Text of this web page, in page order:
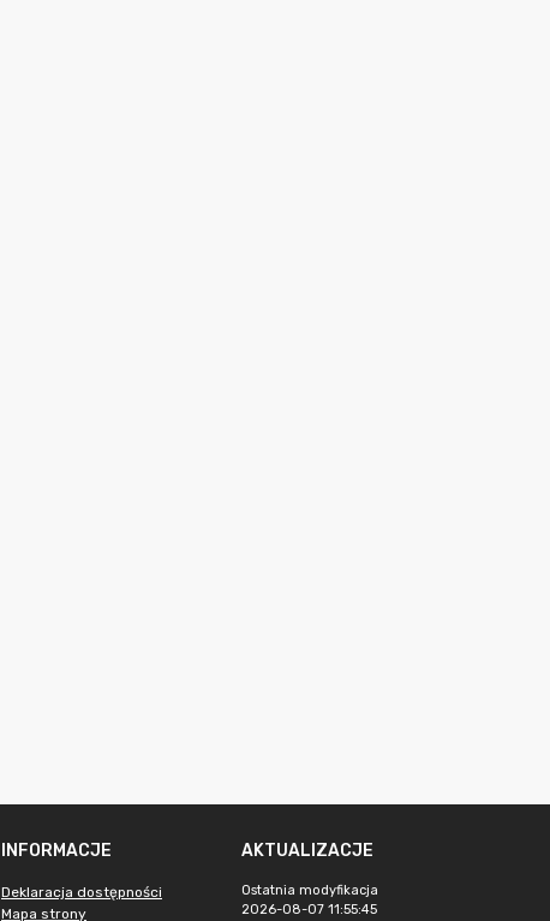
INFORMACJE
Deklaracja dostępności
Mapa strony
AKTUALIZACJE
Ostatnia modyfikacja
2026-08-07 11:55:45